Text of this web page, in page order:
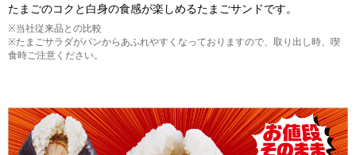
たまごのコクと白身の食感が楽しめるたまごサンドです。
※当社従来品との比較
※たまごサラダがパンからあふれやすくなっておりますので、取り出し時、喫
食時ご注意ください。